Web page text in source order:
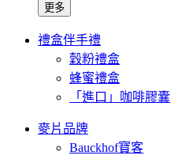
更多
禮盒伴手禮
穀粉禮盒
蜂蜜禮盒
「進口」咖啡膠囊
麥片品牌
Bauckhof寶客